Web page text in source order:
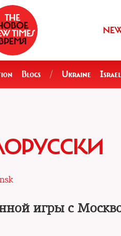
Blogs / Ukraine Israel
игры с